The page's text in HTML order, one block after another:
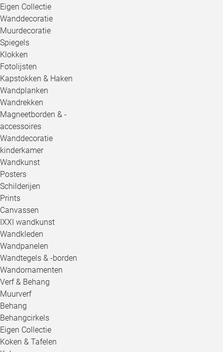
Eigen Collectie
Wanddecoratie
Muurdecoratie
Spiegels
Klokken
Fotolijsten
Kapstokken & Haken
Wandplanken
Wandrekken
Magneetborden & -
accessoires
Wanddecoratie
kinderkamer
Wandkunst
Posters
Schilderijen
Prints
Canvassen
IXXI wandkunst
Wandkleden
Wandpanelen
Wandtegels & -borden
Wandornamenten
Verf & Behang
Muurverf
Behang
Behangcirkels
Eigen Collectie
Koken & Tafelen